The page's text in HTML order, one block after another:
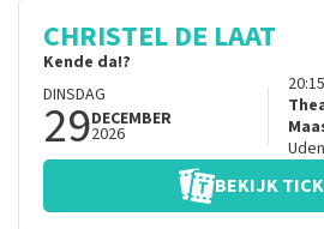
CHRISTEL DE LAAT
Kende da!?
DINSDAG
29DECEMBER
2026
20:15
Uden
BEKIJK